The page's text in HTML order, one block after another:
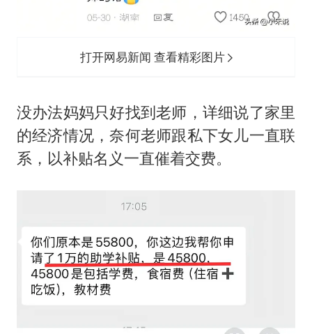
打开网易新闻 查看精彩图片
没办法妈妈只好找到老师，详细说了家里
的经济情况，奈何老师跟私下女儿一直联
系，以补贴名义一直催着交费。